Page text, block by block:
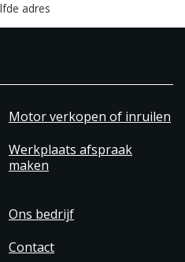
adres
Motor verkopen of inruilen
Werkplaats afspraak
maken
Ons bedrijf
Contact